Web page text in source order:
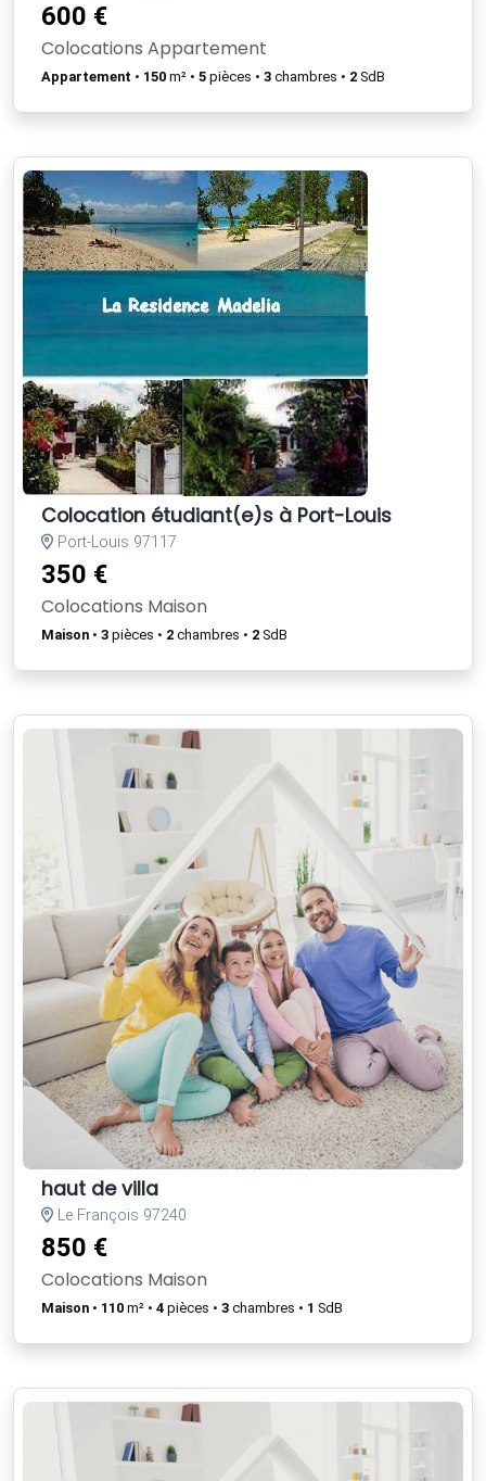
600 €
Colocations Appartement
Appartement • 150 m² • 5 pièces • 3 chambres • 2 SdB
Colocation étudiant(e)s à Port-Louis
Port-Louis 97117
350 €
Colocations Maison
Maison • 3 pièces • 2 chambres • 2 SdB
haut de villa
Le François 97240
850 €
Colocations Maison
Maison • 110 m² • 4 pièces • 3 chambres • 1 SdB